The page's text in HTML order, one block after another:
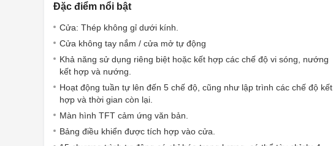
Đặc điểm nổi bật
Cửa: Thép không gỉ dưới kính.
Cửa không tay nắm / cửa mở tự động
Khả năng sử dụng riêng biệt hoặc kết hợp các chế độ vi sóng, nướng
kết hợp và nướng.
Hoạt động tuần tự lên đến 5 chế độ, cũng như lập trình các chế độ kết
hợp và thời gian còn lại.
Màn hình TFT cảm ứng văn bản.
Bảng điều khiển được tích hợp vào cửa.